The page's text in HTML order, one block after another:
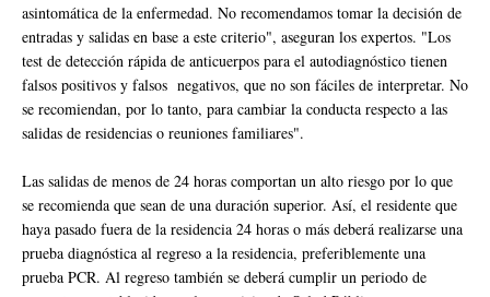
asintomática de la enfermedad. No recomendamos tomar la decisión de
entradas y salidas en base a este criterio", aseguran los expertos. "Los
test de detección rápida de anticuerpos para el autodiagnóstico tienen
falsos positivos y falsos negativos, que no son fáciles de interpretar. No
se recomiendan, por lo tanto, para cambiar la conducta respecto a las
salidas de residencias o reuniones familiares".
Las salidas de menos de 24 horas comportan un alto riesgo por lo que
se recomienda que sean de una duración superior. Así, el residente que
haya pasado fuera de la residencia 24 horas o más deberá realizarse una
prueba diagnóstica al regreso a la residencia, preferiblemente una
prueba PCR. Al regreso también se deberá cumplir un periodo de